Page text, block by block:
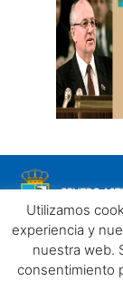
Utilizamos
experiencia y
nuestra web.
consentimiento